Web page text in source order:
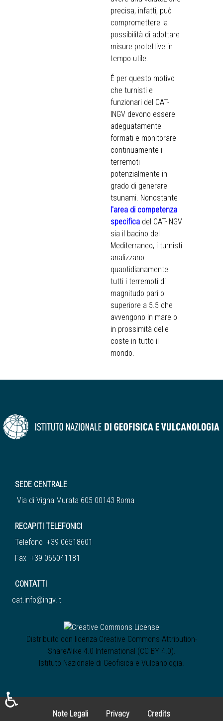
precisa, infatti, può
compromettere la
possibilità di adottare
misure protettive in
tempo utile.
É per questo motivo
che turnisti e
funzionari del CAT-
INGV devono essere
adeguatamente
formati e monitorare
continuamente i
terremoti
potenzialmente in
grado di generare
tsunami. Nonostante
l'area di competenza
specificadel CAT-INGV
sia il bacino del
Mediterraneo, i turnisti
analizzano
quaotidianamente
tutti i terremoti di
magnitudo pari o
superiore a 5.5 che
avvengono in mare o
in prossimità delle
coste in tutto il
mondo.
SEDE CENTRALE
Via di Vigna Murata 605 00143 Roma
RECAPITI TELEFONICI
Telefono +39 06518601
Fax +39 065041181
CONTATTI
cat.info@ingv.it
Distribuito con licenza Creative Commons Attribution-
ShareAlike 4.0 International (CC BY 4.0)
Istituto Nazionale di Geofisica e Vulcanologia
Note Legali Privacy Credits